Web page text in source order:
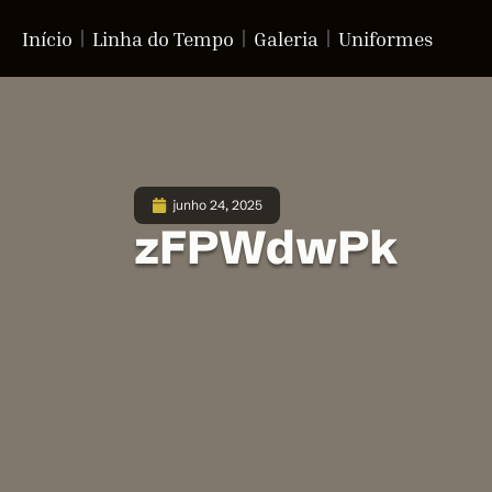
Início Linha do Tempo Galeria Uniformes
junho 24, 2025
zFPWdwPk